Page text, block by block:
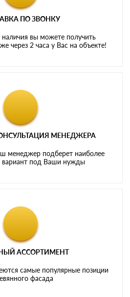
ПО ЗВОНКУ
наличия вы можете получить
через 2 часа у Вас на объекте!
МЕНЕДЖЕРА
менеджер подберет наиболее
вариант под Ваши нужды
АССОРТИМЕНТ
самые популярные позиции
фасада